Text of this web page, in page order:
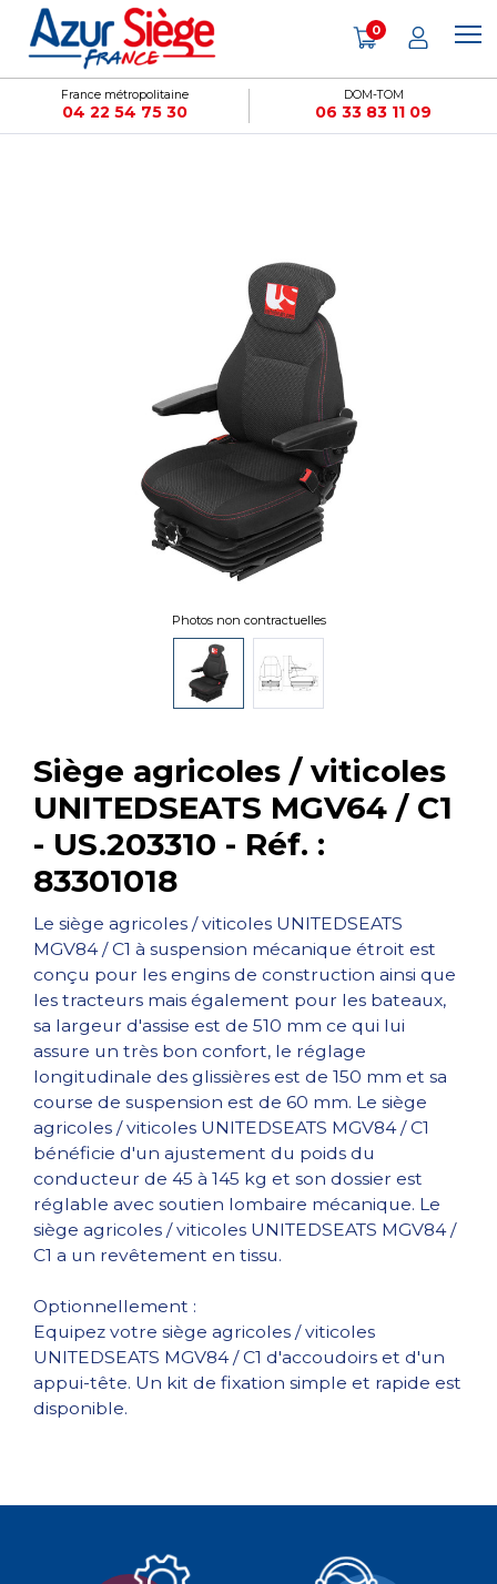
France métropolitaine
04 22 54 75 30
DOM-TOM
06 33 83 11 09
0
Siège agricoles / viticoles
UNITEDSEATS MGV64 / C1
- US.203310 - Réf. :
83301018
Le siège agricoles / viticoles UNITEDSEATS
MGV84 / C1 à suspension mécanique étroit est
conçu pour les engins de construction ainsi que
les tracteurs mais également pour les bateaux,
sa largeur d'assise est de 510 mm ce qui lui
assure un très bon confort, le réglage
longitudinale des glissières est de 150 mm et sa
course de suspension est de 60 mm. Le siège
agricoles / viticoles UNITEDSEATS MGV84 / C1
bénéficie d'un ajustement du poids du
conducteur de 45 à 145 kg et son dossier est
réglable avec soutien lombaire mécanique. Le
siège agricoles / viticoles UNITEDSEATS MGV84 /
C1 a un revêtement en tissu.
Optionnellement :
Equipez votre siège agricoles / viticoles
UNITEDSEATS MGV84 / C1 d'accoudoirs et d'un
appui-tête. Un kit de fixation simple et rapide est
disponible.
Photos non contractuelles
Panneau de gestion des cookies